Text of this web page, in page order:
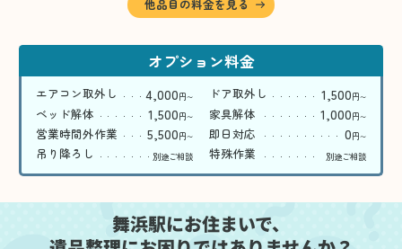
他品目の料金を見る
オプション料金
エアコン取外し 4,000円〜 ドア取外し 1,500円〜
ベッド解体 1,500円〜 家具解体 1,000円〜
営業時間外作業 5,500円〜 即日対応 0円〜
吊り降ろし 別途ご相談 特殊作業 別途ご相談
舞浜駅にお住まいで、